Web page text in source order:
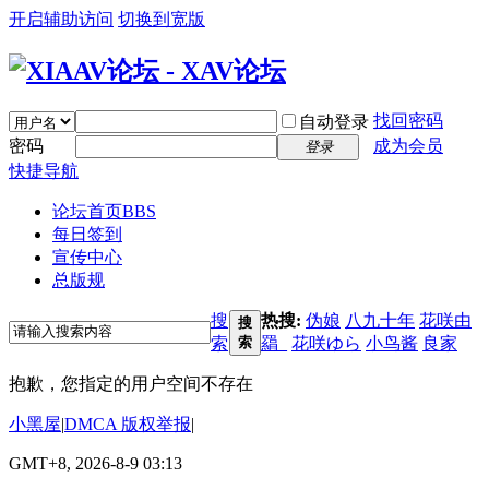
开启辅助访问 切换到宽版
自动登录 找回密码
密码
登录
成为会员
快捷导航
论坛首页BBS
每日签到
宣传中心
总版规
搜
索
搜
索
热搜: 伪娘 八九十年 花咲由
羂_
花咲ゆら 小鸟酱 良家
抱歉，您指定的用户空间不存在
小黑屋|DMCA 版权举报|
GMT+8, 2026-8-9 03:13